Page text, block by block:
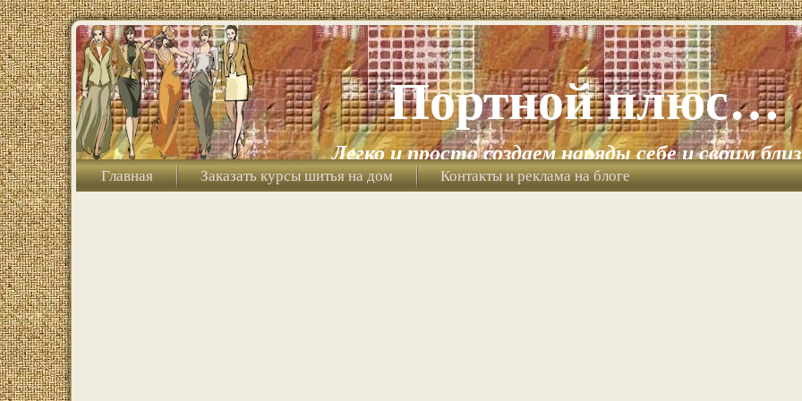
Портной плюс…
Легко и просто создаем наряды себе и своим
Главная Заказать курсы шитья на дом Контакты и реклама на блоге